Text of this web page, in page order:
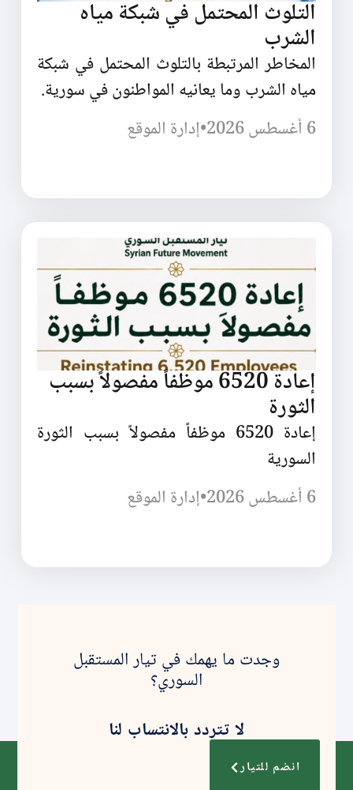
التلوث المحتمل في شبكة مياه
الشرب
المخاطر المرتبطة بالتلوث المحتمل في شبكة
مياه الشرب وما يعانيه المواطنون في سورية.
6 أغسطس 2026
•إدارة الموقع
إعادة 6520 موظفاً مفصولاً بسبب
الثورة
إعادة 6520 موظفاً مفصولاً بسبب الثورة
السورية
6 أغسطس 2026
•إدارة الموقع
وجدت ما يهمك في تيار المستقبل
السوري؟
لا تتردد بالانتساب لنا
انضم للتيار